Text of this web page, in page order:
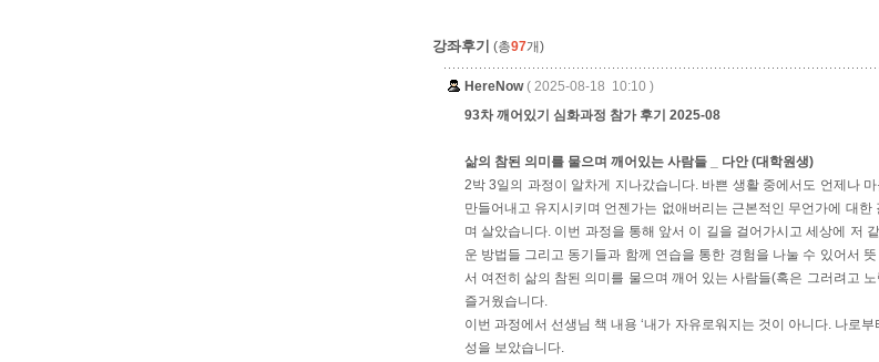
강좌후기 (총97개)
HereNow ( 2025-08-18 10:10 )
93차 깨어있기 심화과정 참가 후기 2025-08
삶의 참된 의미를 물으며 깨어있는 사람들 _ 다안 (대학원생)
2박 3일의 과정이 알차게 지나갔습니다. 바쁜 생활 중에서도 언제나
만들어내고 유지시키며 언젠가는 없애버리는 근본적인 무언가에 대
며 살았습니다. 이번 과정을 통해 앞서 이 길을 걸어가시고 세상에 저
운 방법들 그리고 동기들과 함께 연습을 통한 경험을 나눌 수 있어서
서 여전히 삶의 참된 의미를 물으며 깨어 있는 사람들(혹은 그러려고
즐거웠습니다.
이번 과정에서 선생님 책 내용 ‘내가 자유로워지는 것이 아니다. 나로
성을 보았습니다.